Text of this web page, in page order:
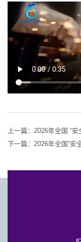
上一篇： 2026年全国 “
下一篇： 2026年全国“安